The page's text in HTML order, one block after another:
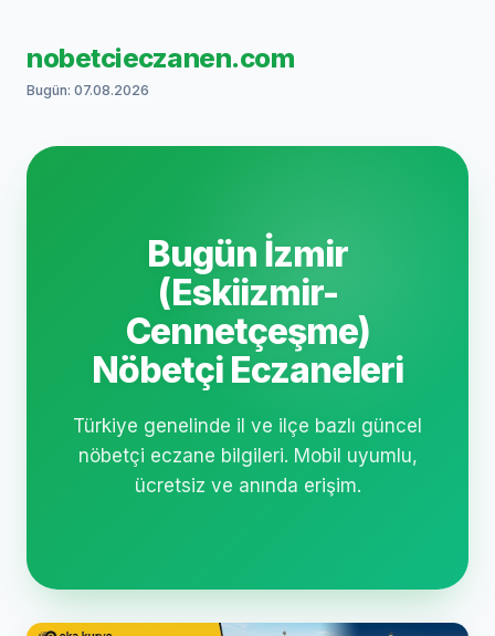
nobetcieczanen.com
Bugün: 07.08.2026
Bugün İzmir
(Eskiizmir-
Cennetçeşme)
Nöbetçi Eczaneleri
Türkiye genelinde il ve ilçe bazlı güncel
nöbetçi eczane bilgileri. Mobil uyumlu,
ücretsiz ve anında erişim.